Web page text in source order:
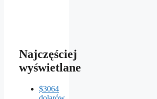
Najczęściej
wyświetlane
$3064